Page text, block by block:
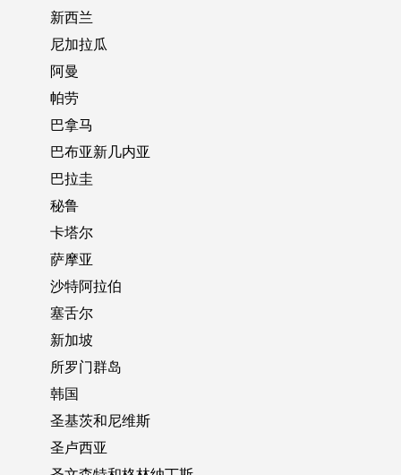
新西兰
尼加拉瓜
阿曼
帕劳
巴拿马
巴布亚新几内亚
巴拉圭
秘鲁
卡塔尔
萨摩亚
沙特阿拉伯
塞舌尔
新加坡
所罗门群岛
韩国
圣基茨和尼维斯
圣卢西亚